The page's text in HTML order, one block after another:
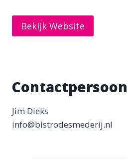
Bekijk Website
Contactpersoon
Jim Dieks
info@bistrodesmederij.nl